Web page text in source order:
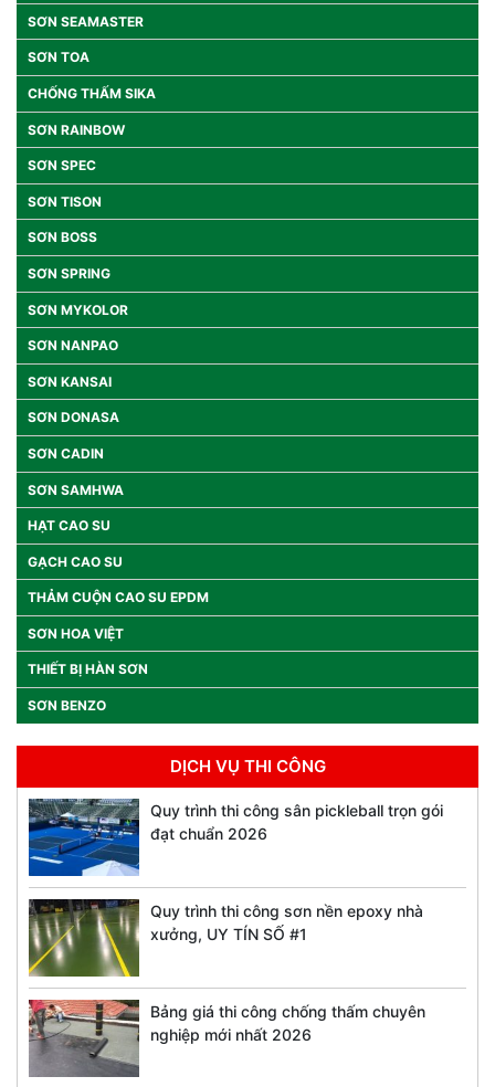
SƠN SEAMASTER
SƠN TOA
CHỐNG THẤM SIKA
SƠN RAINBOW
SƠN SPEC
SƠN TISON
SƠN BOSS
SƠN SPRING
SƠN MYKOLOR
SƠN NANPAO
SƠN KANSAI
SƠN DONASA
SƠN CADIN
SƠN SAMHWA
HẠT CAO SU
GẠCH CAO SU
THẢM CUỘN CAO SU EPDM
SƠN HOA VIỆT
THIẾT BỊ HÀN SƠN
SƠN BENZO
DỊCH VỤ THI CÔNG
Quy trình thi công sân pickleball trọn gói
đạt chuẩn 2026
Quy trình thi công sơn nền epoxy nhà
xưởng, UY TÍN SỐ #1
Bảng giá thi công chống thấm chuyên
nghiệp mới nhất 2026